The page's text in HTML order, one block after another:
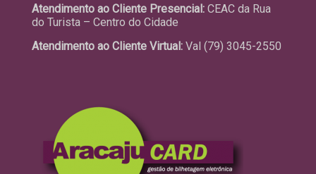
Atendimento ao Cliente Presencial: CEAC da Rua
do Turista – Centro do Cidade
Atendimento ao Cliente Virtual: Val (79) 3045-2550